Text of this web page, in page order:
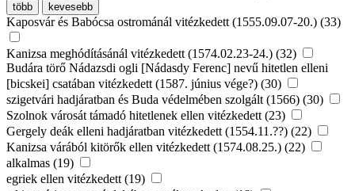
több kevesebb
Kaposvár és Babócsa ostrománál vitézkedett (1555.09.07-20.) (33)
Kanizsa meghódításánál vitézkedett (1574.02.23-24.) (32)
Budára törő Nádazsdi ogli [Nádasdy Ferenc] nevű hitetlen elleni
[bicskei] csatában vitézkedett (1587. június vége?) (30)
szigetvári hadjáratban és Buda védelmében szolgált (1566) (30)
Szolnok városát támadó hitetlenek ellen vitézkedett (23)
Gergely deák elleni hadjáratban vitézkedett (1554.11.??) (22)
Kanizsa várából kitörők ellen vitézkedett (1574.08.25.) (22)
alkalmas (19)
egriek ellen vitézkedett (19)